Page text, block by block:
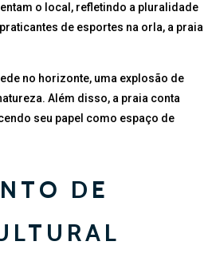
o local, refletindo a pluralidade
de esportes na orla, a praia
no horizonte, uma explosão de
Além disso, a praia conta
seu papel como espaço de
DE